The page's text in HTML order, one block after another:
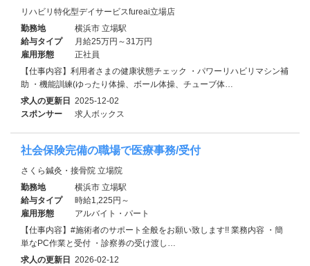
リハビリ特化型デイサービスfureai立場店
勤務地
横浜市 立場駅
給与タイプ
月給25万円～31万円
雇用形態
正社員
【仕事内容】利用者さまの健康状態チェック ・パワーリハビリマシン補
助 ・機能訓練(ゆったり体操、ボール体操、チューブ体…
求人の更新日 2025-12-02
スポンサー
求人ボックス
社会保険完備の職場で医療事務/受付
さくら鍼灸・接骨院 立場院
勤務地
横浜市 立場駅
給与タイプ
時給1,225円～
雇用形態
アルバイト・パート
【仕事内容】#施術者のサポート全般をお願い致します!! 業務内容 ・簡
単なPC作業と受付 ・診察券の受け渡し…
求人の更新日 2026-02-12